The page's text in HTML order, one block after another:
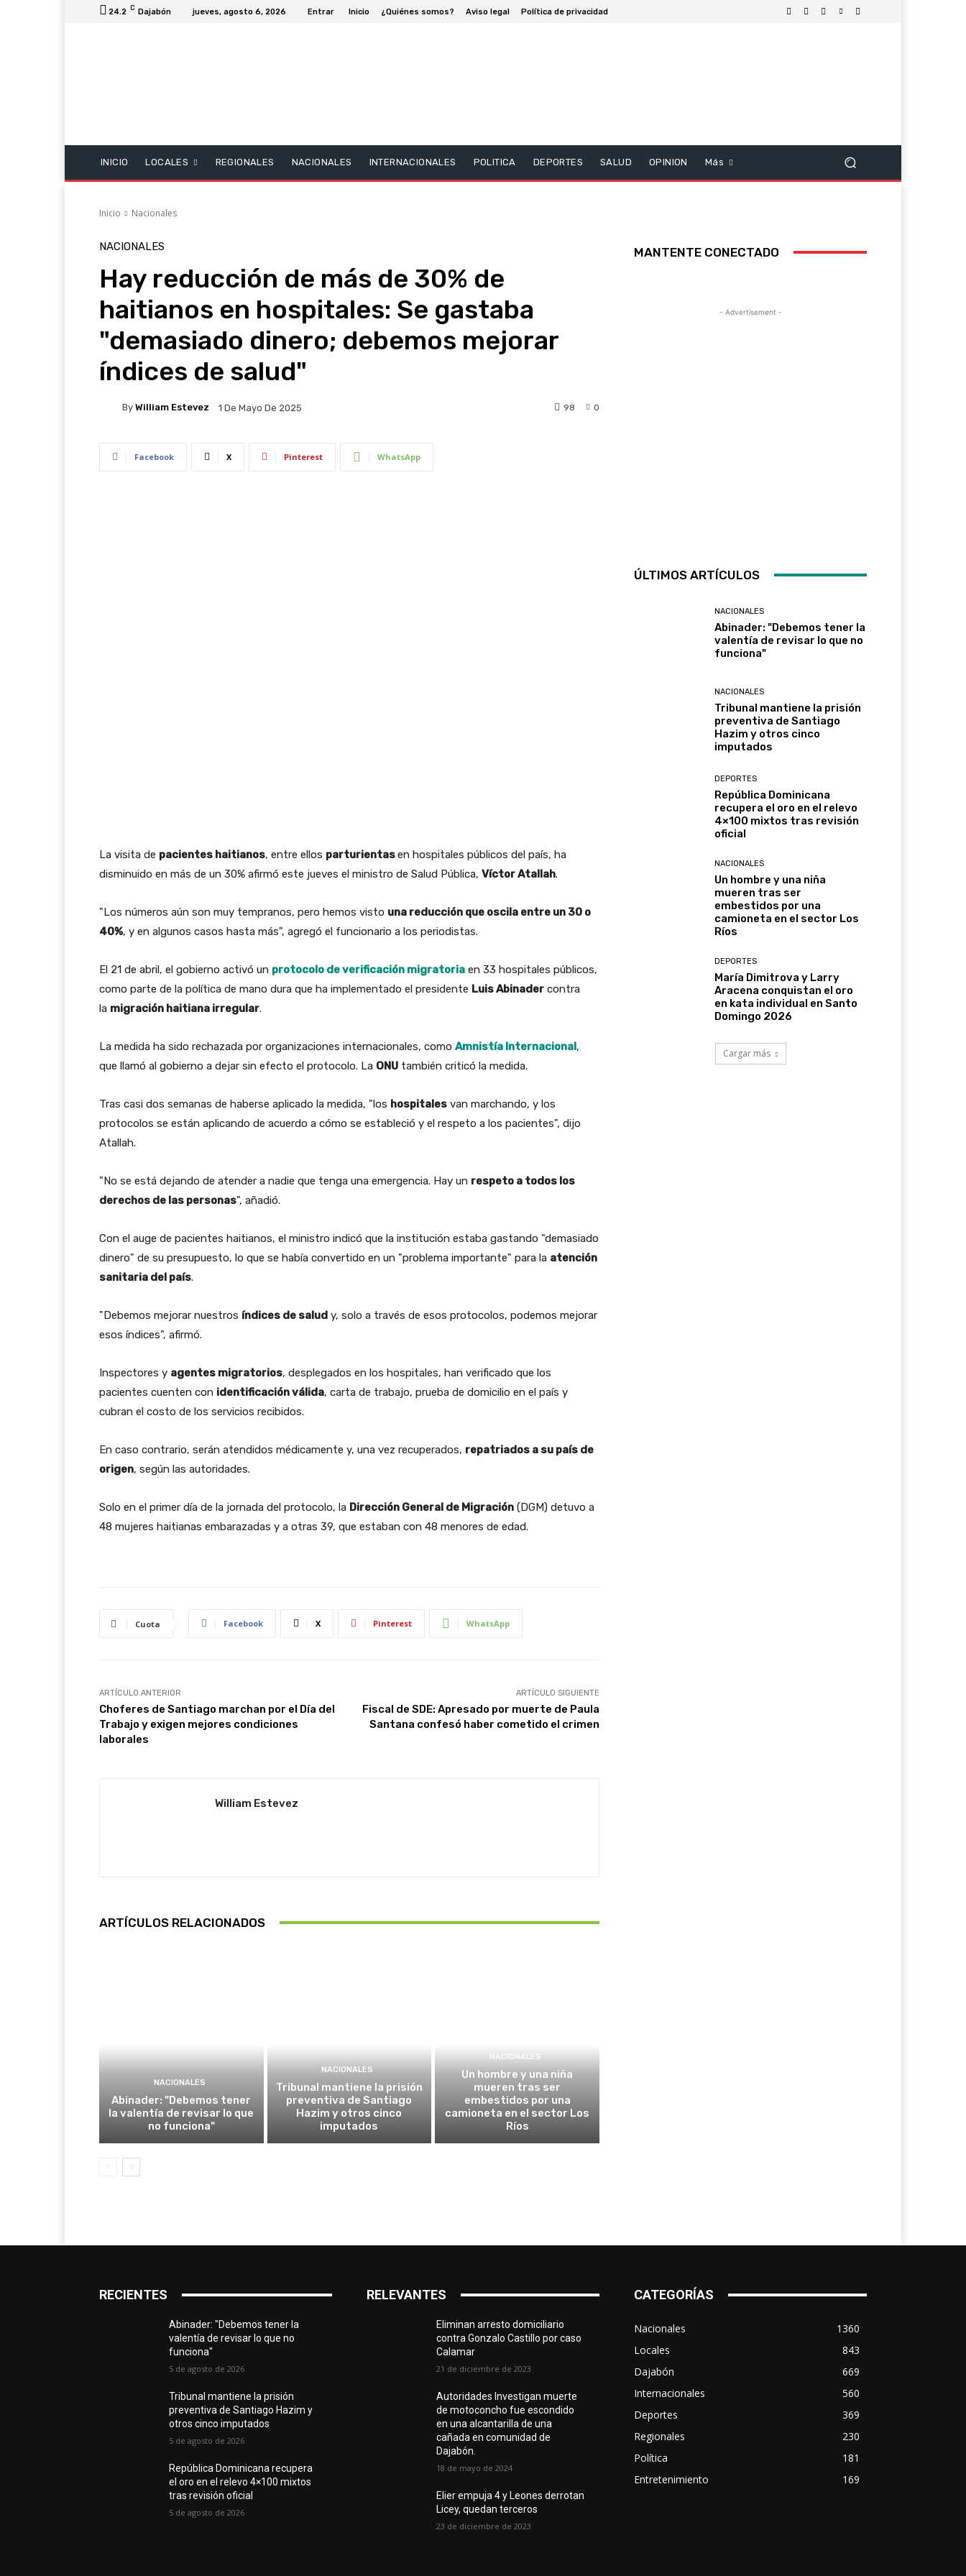
24.2 C Dajabón jueves, agosto 6, 2026 Entrar Inicio ¿Quiénes somos? Aviso legal Política de privacidad
INICIO LOCALES REGIONALES NACIONALES INTERNACIONALES POLITICA DEPORTES SALUD OPINION Más
Inicio Nacionales
NACIONALES
Hay reducción de más de 30% de
haitianos en hospitales: Se gastaba
"demasiado dinero; debemos mejorar
índices de salud"
By William Estevez 1 De Mayo De 2025 0
98
Facebook X Pinterest WhatsApp
La visita de pacientes haitianos, entre ellos parturientasen hospitales públicos del país, ha
disminuido en más de un 30% afirmó este jueves el ministro de Salud Pública, Víctor Atallah.
"Los números aún son muy tempranos, pero hemos visto una reducción que oscila entre un 30 o
40%, y en algunos casos hasta más", agregó el funcionario a los periodistas.
El 21 de abril, el gobierno activó un protocolo de verificación migratoria en 33 hospitales públicos,
como parte de la política de mano dura que ha implementado el presidente Luis Abinader contra
la migración haitiana irregular.
La medida ha sido rechazada por organizaciones internacionales, como Amnistía Internacional,
que llamó al gobierno a dejar sin efecto el protocolo. La ONU también criticó la medida.
Tras casi dos semanas de haberse aplicado la medida, "los hospitales van marchando, y los
protocolos se están aplicando de acuerdo a cómo se estableció y el respeto a los pacientes", dijo
Atallah.
"No se está dejando de atender a nadie que tenga una emergencia. Hay un respeto a todos los
derechos de las personas", añadió.
Con el auge de pacientes haitianos, el ministro indicó que la institución estaba gastando "demasiado
dinero" de su presupuesto, lo que se había convertido en un "problema importante" para la atención
sanitaria del país.
"Debemos mejorar nuestros índices de salud y, solo a través de esos protocolos, podemos mejorar
esos índices", afirmó.
Inspectores y agentes migratorios, desplegados en los hospitales, han verificado que los
pacientes cuenten con identificación válida, carta de trabajo, prueba de domicilio en el país y
cubran el costo de los servicios recibidos.
En caso contrario, serán atendidos médicamente y, una vez recuperados, repatriados a su país de
origen, según las autoridades.
Solo en el primer día de la jornada del protocolo, la Dirección General de Migración (DGM) detuvo a
48 mujeres haitianas embarazadas y a otras 39, que estaban con 48 menores de edad.
Cuota Facebook X Pinterest WhatsApp
ARTÍCULO ANTERIOR
Choferes de Santiago marchan por el Día del
Trabajo y exigen mejores condiciones
laborales
ARTÍCULO SIGUIENTE
Fiscal de SDE: Apresado por muerte de Paula
Santana confesó haber cometido el crimen
William Estevez
ARTÍCULOS RELACIONADOS
NACIONALES
Abinader: "Debemos tener
la valentía de revisar lo que
no funciona"
NACIONALES
Tribunal mantiene la prisión
preventiva de Santiago
Hazim y otros cinco
imputados
NACIONALES
Un hombre y una niña
mueren tras ser
embestidos por una
camioneta en el sector Los
Ríos
MANTENTE CONECTADO
- Advertisement -
ÚLTIMOS ARTÍCULOS
NACIONALES
Abinader: "Debemos tener la
valentía de revisar lo que no
funciona"
NACIONALES
Tribunal mantiene la prisión
preventiva de Santiago
Hazim y otros cinco
imputados
DEPORTES
República Dominicana
recupera el oro en el relevo
4×100 mixtos tras revisión
oficial
NACIONALES
Un hombre y una niña
mueren tras ser
embestidos por una
camioneta en el sector Los
Ríos
DEPORTES
María Dimitrova y Larry
Aracena conquistan el oro
en kata individual en Santo
Domingo 2026
Cargar más
RECIENTES
Abinader: "Debemos tener la
valentía de revisar lo que no
funciona"
5 de agosto de 2026
Tribunal mantiene la prisión
preventiva de Santiago Hazim y
otros cinco imputados
5 de agosto de 2026
República Dominicana recupera
el oro en el relevo 4×100 mixtos
tras revisión oficial
5 de agosto de 2026
RELEVANTES
Eliminan arresto domiciliario
contra Gonzalo Castillo por caso
Calamar
21 de diciembre de 2023
Autoridades Investigan muerte
de motoconcho fue escondido
en una alcantarilla de una
cañada en comunidad de
Dajabón.
18 de mayo de 2024
Elier empuja 4 y Leones derrotan
Licey, quedan terceros
23 de diciembre de 2023
CATEGORÍAS
Nacionales
1360
Locales
843
Dajabón
669
Internacionales
560
Deportes
369
Regionales
230
Política
181
Entretenimiento
169